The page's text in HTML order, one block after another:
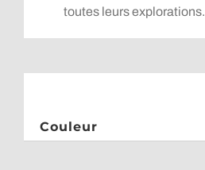
toutes leurs explorations.
Couleur